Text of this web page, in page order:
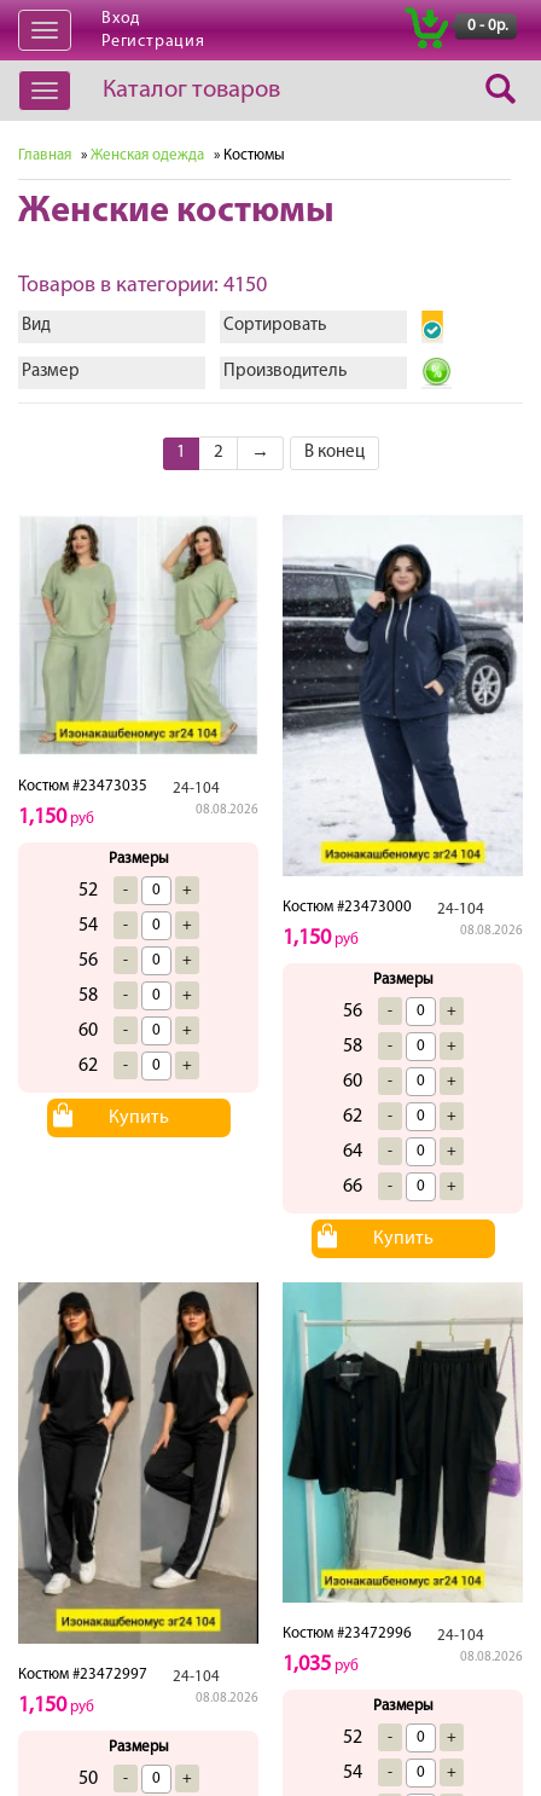
Открыть
навигацию
Вход
Регистрация
0 - 0р.
Открыть
навигацию
Каталог товаров
Главная » Женская одежда » Костюмы
Женские костюмы
Товаров в категории: 4150
Вид Сортировать
Размер Производитель
1 2 → В конец
Костюм #23473035 24-104
08.08.2026
1,150руб
Размеры
52 - +
54 - +
56 - +
58 - +
60 - +
62 - +
Купить
Костюм #23473000 24-104
08.08.2026
1,150руб
Размеры
56 - +
58 - +
60 - +
62 - +
64 - +
66 - +
Купить
Костюм #23472997 24-104
08.08.2026
1,150руб
Размеры
50 - +
Костюм #23472996 24-104
08.08.2026
1,035 руб
Размеры
52 - +
54 - +